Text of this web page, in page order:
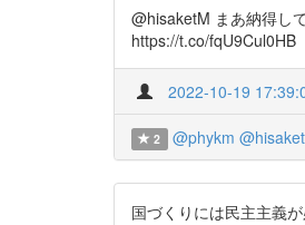
@hisaketM まあ納得し
https://t.co/fqU9Cul0HB
2022-10-19
2 @phykm
国づくりには民主主義